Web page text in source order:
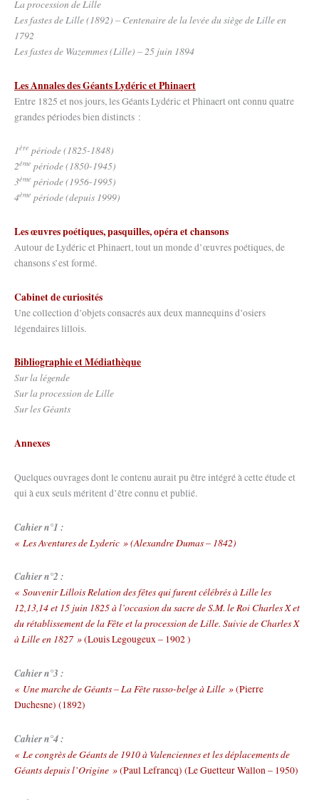
La procession de Lille
Les fastes de Lille (1892) – Centenaire de la levée du siège de Lille en
1792
Les fastes de Wazemmes (Lille) – 25 juin 1894
Les Annales des Géants Lydéric et Phinaert
Entre 1825 et nos jours, les Géants Lydéric et Phinaert ont connu quatre
grandes périodes bien distincts :
1ère période (1825-1848)
2ème période (1850-1945)
3ème période (1956-1995)
4ème période (depuis 1999)
Les œuvres poétiques, pasquilles, opéra et chansons
Autour de Lydéric et Phinaert, tout un monde d’œuvres poétiques, de
chansons s’est formé.
Cabinet de curiosités
Une collection d’objets consacrés aux deux mannequins d’osiers
légendaires lillois.
Bibliographie et Médiathèque
Sur la légende
Sur la procession de Lille
Sur les Géants
Annexes
Quelques ouvrages dont le contenu aurait pu être intégré à cette étude et
qui à eux seuls méritent d’être connu et publié.
Cahier n°1 :
« Les Aventures de Lyderic » (Alexandre Dumas – 1842)
Cahier n°2 :
« Souvenir Lillois Relation des fêtes qui furent célébrés à Lille les
12,13,14 et 15 juin 1825 à l’occasion du sacre de S.M. le Roi Charles X et
du rétablissement de la Fête et la procession de Lille. Suivie de Charles X
à Lille en 1827 »(Louis Legougeux – 1902 )
Cahier n°3 :
« Une marche de Géants – La Fête russo-belge à Lille »(Pierre
Duchesne) (1892)
Cahier n°4 :
« Le congrès de Géants de 1910 à Valenciennes et les déplacements de
Géants depuis l’Origine »(Paul Lefrancq) (Le Guetteur Wallon – 1950)